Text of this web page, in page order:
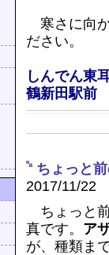
寒さに向
ださい。
しんでん東
鶴新田駅前
ちょっと
2017/11/22
ちょっと
真です。 ア
が、種類ま